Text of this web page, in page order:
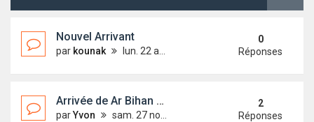
Nouvel Arrivant
par kounak lun. 22 août 2022 13:34
0
Réponses
Arrivée de Ar Bihan (ex Harmattan 2)
parYvon sam. 27 nov. 2021 06:44
2
Réponses